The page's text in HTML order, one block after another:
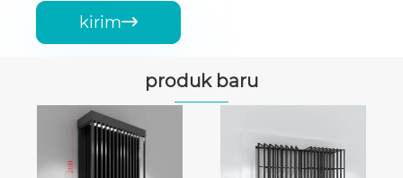
kirim
produk baru